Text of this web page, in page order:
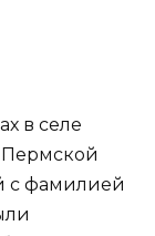
в селе
с фамилией